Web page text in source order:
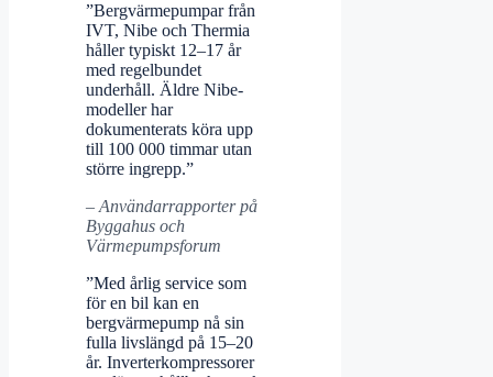
”Bergvärmepumpar från
IVT, Nibe och Thermia
håller typiskt 12–17 år
med regelbundet
underhåll. Äldre Nibe-
modeller har
dokumenterats köra upp
till 100 000 timmar utan
större ingrepp.”
– Användarrapporter på
Byggahus och
Värmepumpsforum
”Med årlig service som
för en bil kan en
bergvärmepump nå sin
fulla livslängd på 15–20
år. Inverterkompressorer